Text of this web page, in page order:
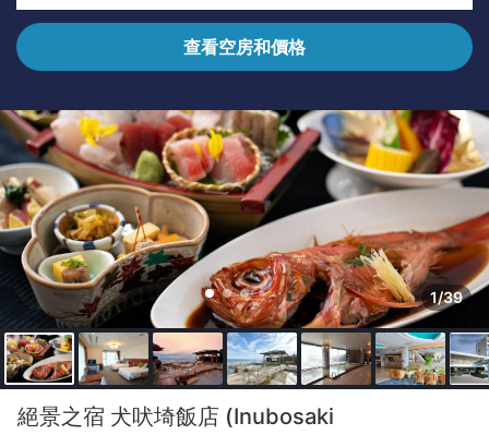
查看空房和價格
1/39
絕景之宿 犬吠埼飯店 (Inubosaki